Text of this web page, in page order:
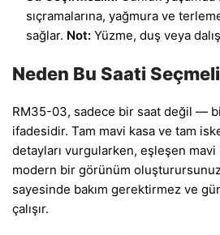
sıçramalarına, yağmura ve
sağlar. Not: Yüzme, duş veya
Neden Bu Saati
RM35-03, sadece bir saat değil —
ifadesidir. Tam mavi kasa ve tam
detayları vurgularken, eşleşen
modern bir görünüm
sayesinde bakım gerektirmez ve
çalışır.